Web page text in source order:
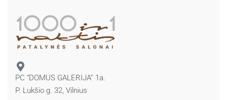
PC “DOMUS GALERIJA” 1a.
P. Lukšio g. 32, Vilnius